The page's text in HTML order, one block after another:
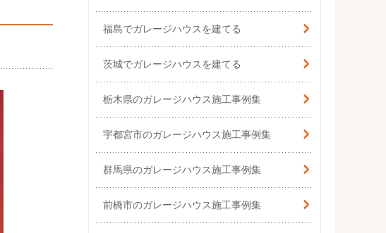
福島でガレージハウスを建てる
茨城でガレージハウスを建てる
栃木県のガレージハウス施工事例集
宇都宮市のガレージハウス施工事例集
群馬県のガレージハウス施工事例集
前橋市のガレージハウス施工事例集